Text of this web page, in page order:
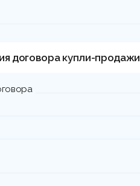
договора купли-продажи